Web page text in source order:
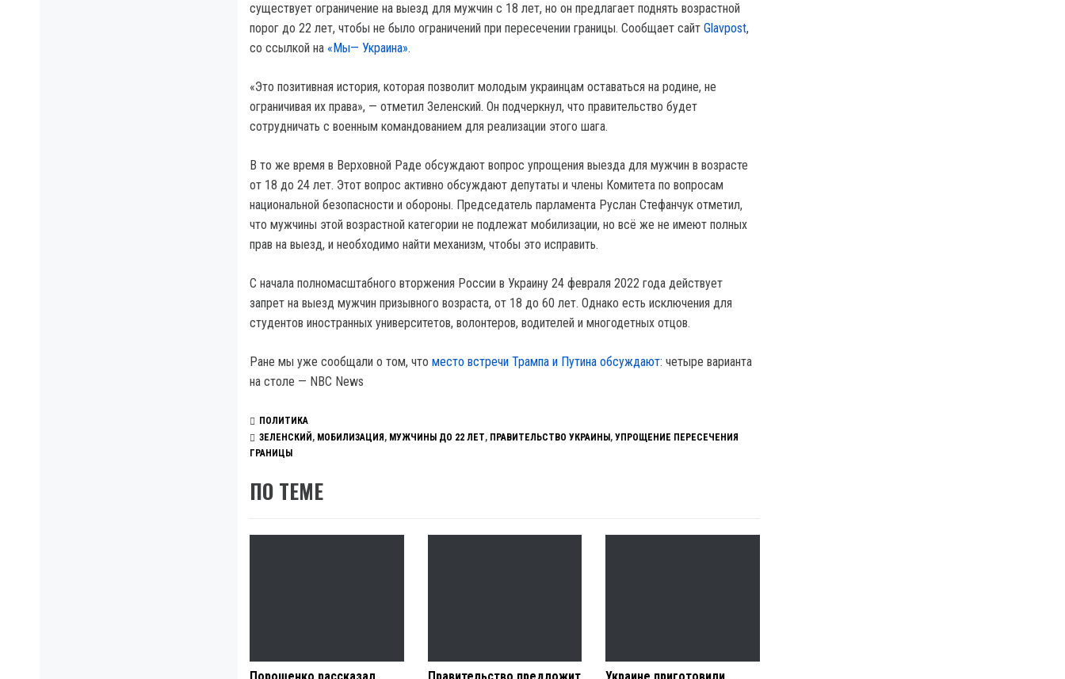
существует ограничение на выезд для мужчин с 18 лет, но он предлагает поднять возрастной
порог до 22 лет, чтобы не было ограничений при пересечении границы. Сообщает сайт Glavpost,
со ссылкой на «Мы— Украина».
«Это позитивная история, которая позволит молодым украинцам оставаться на родине, не
ограничивая их права», — отметил Зеленский. Он подчеркнул, что правительство будет
сотрудничать с военным командованием для реализации этого шага.
В то же время в Верховной Раде обсуждают вопрос упрощения выезда для мужчин в возрасте
от 18 до 24 лет. Этот вопрос активно обсуждают депутаты и члены Комитета по вопросам
национальной безопасности и обороны. Председатель парламента Руслан Стефанчук отметил,
что мужчины этой возрастной категории не подлежат мобилизации, но всё же не имеют полных
прав на выезд, и необходимо найти механизм, чтобы это исправить.
С начала полномасштабного вторжения России в Украину 24 февраля 2022 года действует
запрет на выезд мужчин призывного возраста, от 18 до 60 лет. Однако есть исключения для
студентов иностранных университетов, волонтеров, водителей и многодетных отцов.
Ране мы уже сообщали о том, что место встречи Трампа и Путина обсуждают: четыре варианта
на столе — NBC News
ПОЛИТИКА
ЗЕЛЕНСКИЙ , МОБИЛИЗАЦИЯ , МУЖЧИНЫ ДО 22 ЛЕТ, ПРАВИТЕЛЬСТВО УКРАИНЫ , УПРОЩЕНИЕ ПЕРЕСЕЧЕНИЯ
ГРАНИЦЫ
ПО ТЕМЕ
Порошенко рассказал,
Правительство предложит
Украине приготовили